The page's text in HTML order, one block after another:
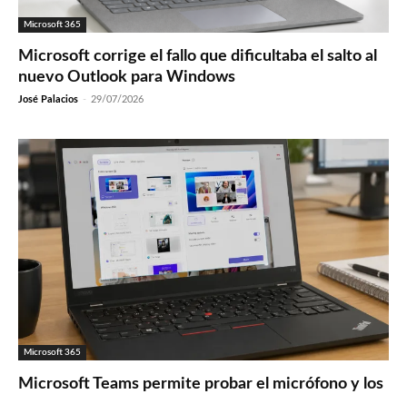
Microsoft 365
Microsoft corrige el fallo que dificultaba el salto al
nuevo Outlook para Windows
José Palacios - 29/07/2026
Microsoft 365
Microsoft Teams permite probar el micrófono y los